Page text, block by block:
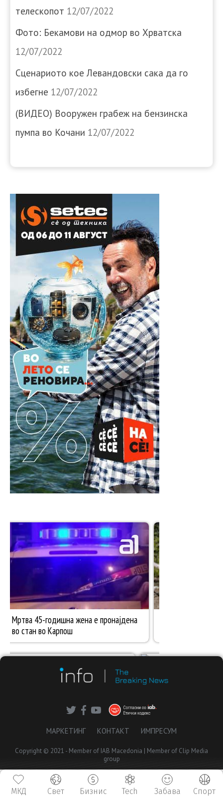
телескопот 12/07/2022
Фото: Бекамови на одмор во Хрватска
12/07/2022
Сценариото кое Левандовски сака да го
избегне 12/07/2022
(ВИДЕО) Вооружен грабеж на бензинска
пумпа во Кочани 12/07/2022
МКД Свет Бизнис Tech Забава Спорт
МАРКЕТИНГ КОНТАКТ ИМПРЕСУМ
Copyright © 2021 - Member of IAB Macedonia | Member of Clip Media
group